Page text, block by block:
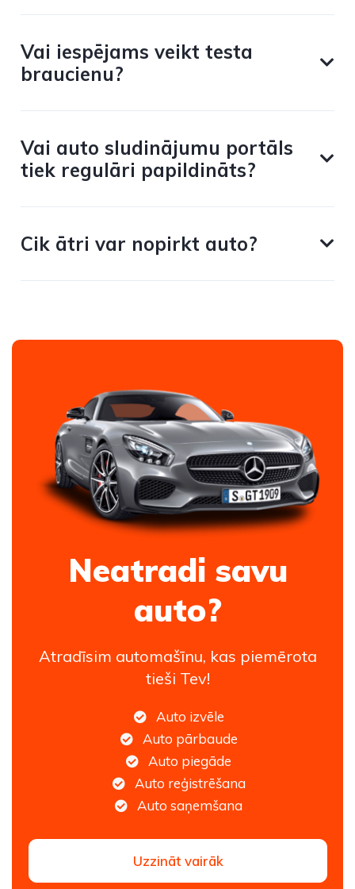
Vai iespējams veikt testa
braucienu?
Vai auto sludinājumu portāls
tiek regulāri papildināts?
Cik ātri var nopirkt auto?
Neatradi savu
auto?
Atradīsim automašīnu, kas piemērota
tieši Tev!
Auto izvēle
Auto pārbaude
Auto piegāde
Auto reģistrēšana
Auto saņemšana
Uzzināt vairāk